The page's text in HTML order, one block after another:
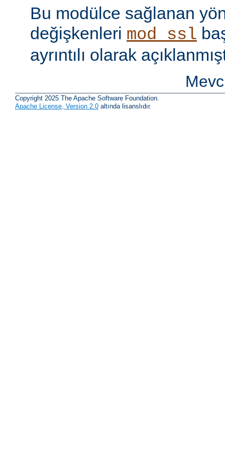
Bu modülce sağlanan
değişkenleri mod_ssl
ayrıntılı olarak
Copyright 2025 The Apache Software Foundation.
Apache License, Version 2.0 altında lisanslıdır.